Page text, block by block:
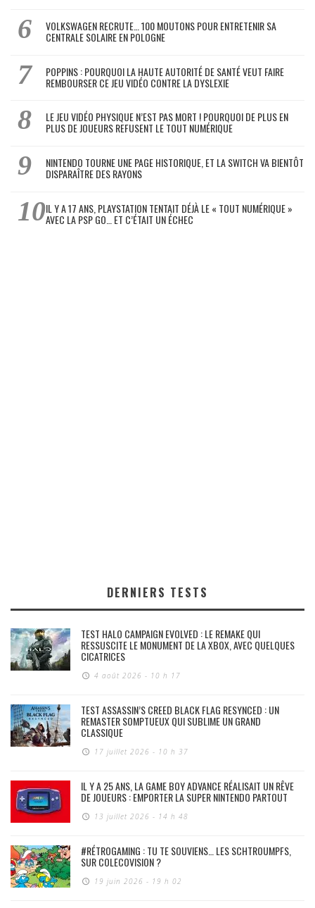
VOLKSWAGEN RECRUTE… 100 MOUTONS POUR ENTRETENIR SA
CENTRALE SOLAIRE EN POLOGNE
POPPINS : POURQUOI LA HAUTE AUTORITÉ DE SANTÉ VEUT FAIRE
REMBOURSER CE JEU VIDÉO CONTRE LA DYSLEXIE
LE JEU VIDÉO PHYSIQUE N’EST PAS MORT ! POURQUOI DE PLUS EN
PLUS DE JOUEURS REFUSENT LE TOUT NUMÉRIQUE
NINTENDO TOURNE UNE PAGE HISTORIQUE, ET LA SWITCH VA BIENTÔT
DISPARAÎTRE DES RAYONS
IL Y A 17 ANS, PLAYSTATION TENTAIT DÉJÀ LE « TOUT NUMÉRIQUE »
AVEC LA PSP GO… ET C’ÉTAIT UN ÉCHEC
DERNIERS TESTS
TEST HALO CAMPAIGN EVOLVED : LE REMAKE QUI
RESSUSCITE LE MONUMENT DE LA XBOX, AVEC QUELQUES
CICATRICES
4 août 2026 - 10 h 17
TEST ASSASSIN’S CREED BLACK FLAG RESYNCED : UN
REMASTER SOMPTUEUX QUI SUBLIME UN GRAND
CLASSIQUE
17 juillet 2026 - 10 h 37
IL Y A 25 ANS, LA GAME BOY ADVANCE RÉALISAIT UN RÊVE
DE JOUEURS : EMPORTER LA SUPER NINTENDO PARTOUT
13 juillet 2026 - 14 h 48
#RÉTROGAMING : TU TE SOUVIENS… LES SCHTROUMPFS,
SUR COLECOVISION ?
19 juin 2026 - 19 h 02